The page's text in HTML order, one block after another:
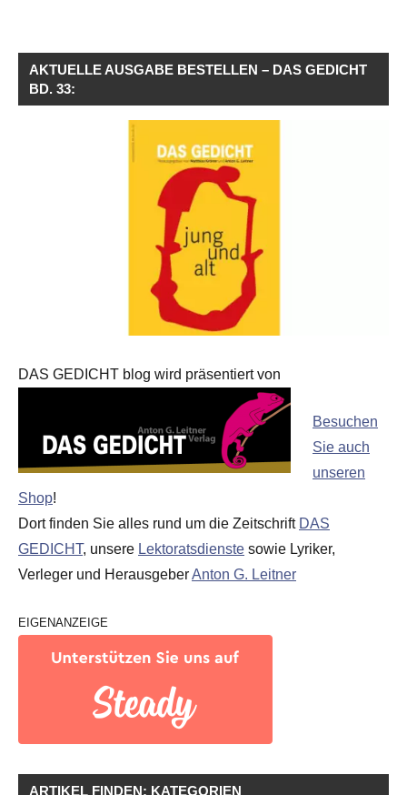
AKTUELLE AUSGABE BESTELLEN – DAS GEDICHT
BD. 33:
DAS GEDICHT blog wird präsentiert von
Besuchen
Sie auch
unseren
Shop!
Dort finden Sie alles rund um die Zeitschrift DAS
GEDICHT, unsere Lektoratsdienste sowie Lyriker,
Verleger und HerausgeberAnton G. Leitner
EIGENANZEIGE
ARTIKEL FINDEN: KATEGORIEN